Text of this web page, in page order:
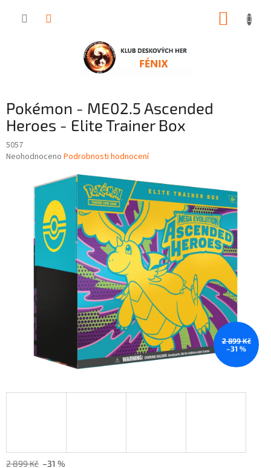
Pokémon - ME02.5 Ascended
Heroes - Elite Trainer Box
5057
Průměrné
hvězdiček.
Neohodnoceno Podrobnosti hodnocení
2 899 Kč
–31 %
2 899 Kč –31 %